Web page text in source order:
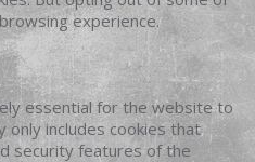
experience.
essential for the website to
only includes cookies that
security features of the